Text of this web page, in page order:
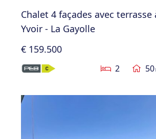
Chalet 4 façades avec terrasse
Yvoir - La Gayolle
€ 159.500
2